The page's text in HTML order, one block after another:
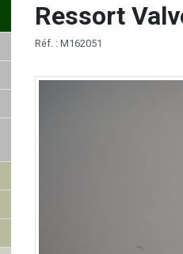
Ressort
Réf. : M162051